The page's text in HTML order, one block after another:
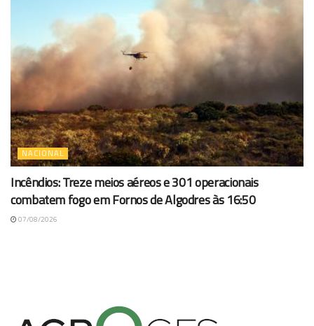
NACIONAL
Incêndios: Treze meios aéreos e 301 operacionais
combatem fogo em Fornos de Algodres às 16:50
07/08/2026